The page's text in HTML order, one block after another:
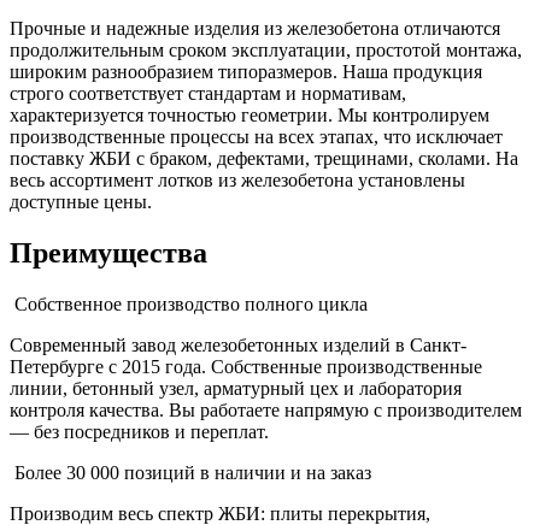
Прочные и надежные изделия из железобетона отличаются
продолжительным сроком эксплуатации, простотой монтажа,
широким разнообразием типоразмеров. Наша продукция
строго соответствует стандартам и нормативам,
характеризуется точностью геометрии. Мы контролируем
производственные процессы на всех этапах, что исключает
поставку ЖБИ с браком, дефектами, трещинами, сколами. На
весь ассортимент лотков из железобетона установлены
доступные цены.
Преимущества
Собственное производство полного цикла
Современный завод железобетонных изделий в Санкт-
Петербурге с 2015 года. Собственные производственные
линии, бетонный узел, арматурный цех и лаборатория
контроля качества. Вы работаете напрямую с производителем
— без посредников и переплат.
Более 30 000 позиций в наличии и на заказ
Производим весь спектр ЖБИ: плиты перекрытия,